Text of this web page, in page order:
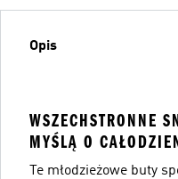
Opis
WSZECHSTRONNE
MYŚLĄ O
Te młodzieżowe buty